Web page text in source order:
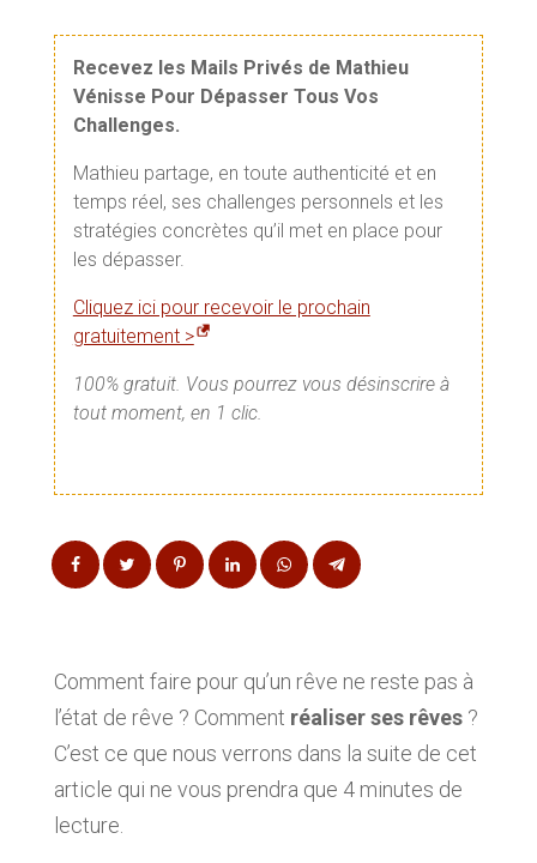
Recevez les Mails Privés de Mathieu
Vénisse Pour Dépasser Tous Vos
Challenges.
Mathieu partage, en toute authenticité et en
temps réel, ses challenges personnels et les
stratégies concrètes qu’il met en place pour
les dépasser.
Cliquez ici pour recevoir le prochain
gratuitement >
100% gratuit. Vous pourrez vous désinscrire à
tout moment, en 1 clic.
Comment faire pour qu’un rêve ne reste pas à
l’état de rêve ? Comment réaliser ses rêves?
C’est ce que nous verrons dans la suite de cet
article qui ne vous prendra que 4 minutes de
lecture.